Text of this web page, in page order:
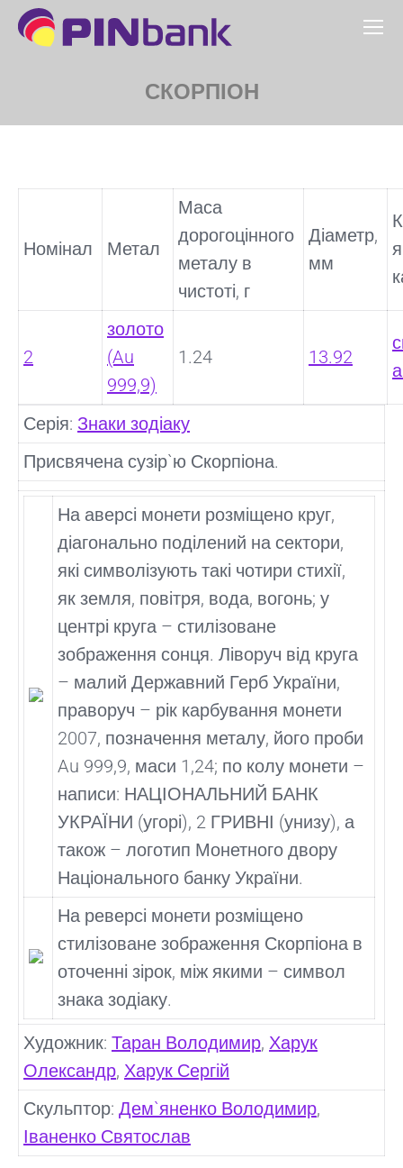
СКОРПІОН
You are here:
Номінал Метал
Маса
дорогоцінного
металу в
чистоті, г
Діаметр,
мм
2
золото
(Au
999,9)
1.24 13.92
Серія: Знаки зодіаку
Присвячена сузір`ю Скорпіона.
На аверсі монети розміщено круг,
діагонально поділений на сектори,
які символізують такі чотири стихії,
як земля, повітря, вода, вогонь; у
центрі круга – стилізоване
зображення сонця. Ліворуч від круга
– малий Державний Герб України,
праворуч – рік карбування монети
2007, позначення металу, його проби
Au 999,9, маси 1,24; по колу монети –
написи: НАЦІОНАЛЬНИЙ БАНК
УКРАЇНИ (угорі), 2 ГРИВНІ (унизу), а
також – логотип Монетного двору
Національного банку України.
На реверсі монети розміщено
стилізоване зображення Скорпіона в
оточенні зірок, між якими – символ
знака зодіаку.
Художник: Таран Володимир, Харук
Олександр, Харук Сергій
Скульптор: Дем`яненко Володимир,
Іваненко Святослав